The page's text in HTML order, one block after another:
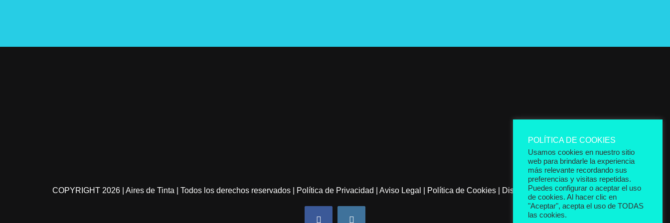
COPYRIGHT 2026 | Aires de Tinta | Todos los derechos reservados | Política de Privacidad | Aviso Legal Política de Cookies Diseñada por Thunder Creativos
POLÍTICA DE COOKIES
Usamos cookies en nuestro sitio
web para brindarle la experiencia
más relevante recordando sus
preferencias y visitas repetidas.
Puedes configurar o aceptar el uso
de cookies. Al hacer clic en
"Aceptar", acepta el uso de TODAS
las cookies.